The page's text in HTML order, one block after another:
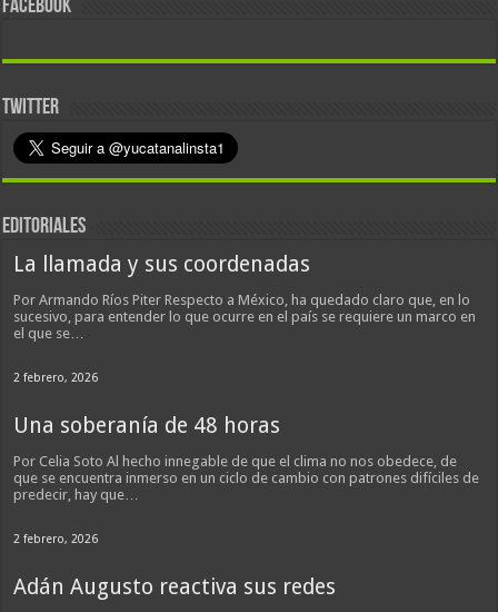
FACEBOOK
TWITTER
EDITORIALES
La llamada y sus coordenadas
Por Armando Ríos Piter Respecto a México, ha quedado claro que, en lo
sucesivo, para entender lo que ocurre en el país se requiere un marco en
el que se…
2 febrero, 2026
Una soberanía de 48 horas
Por Celia Soto Al hecho innegable de que el clima no nos obedece, de
que se encuentra inmerso en un ciclo de cambio con patrones difíciles de
predecir, hay que…
2 febrero, 2026
Adán Augusto reactiva sus redes